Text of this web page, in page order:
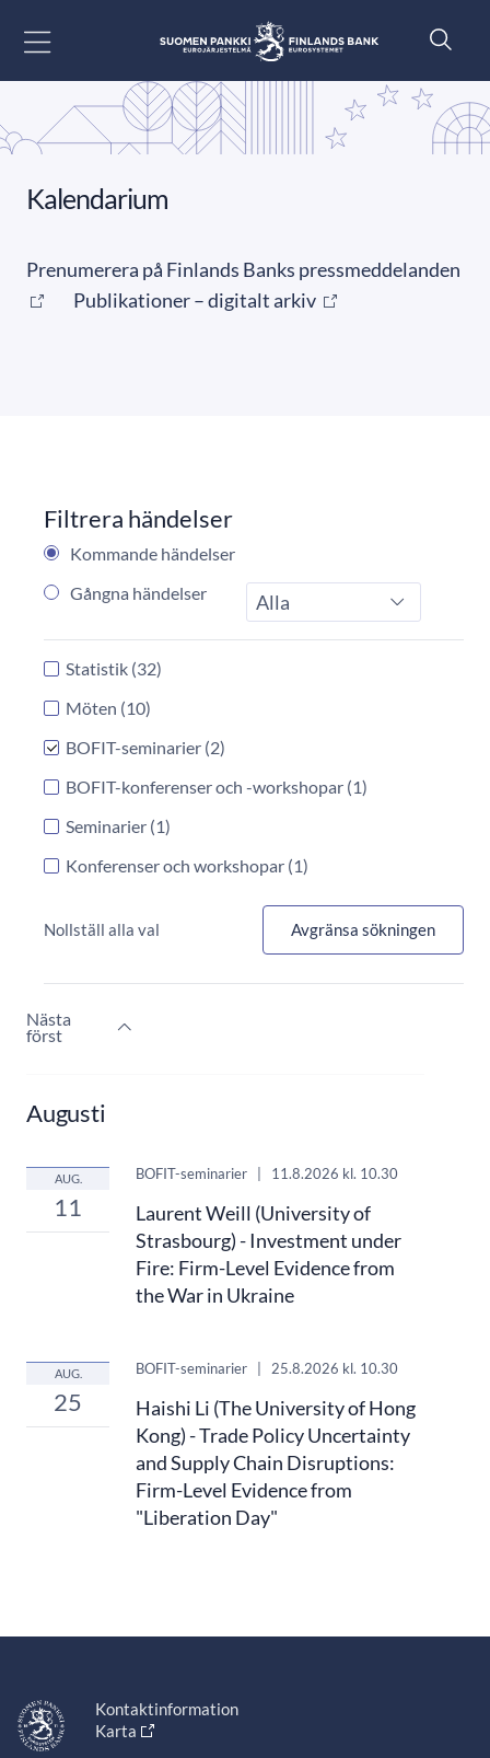
Kalendarium
Prenumerera på Finlands Banks pressmeddelanden
Publikationer – digitalt arkiv
Filtrera händelser
Kommande händelser
Gångna händelser
TypStatistik (32)
Möten (10)
BOFIT-seminarier (2)
BOFIT-konferenser och -workshopar (1)
Seminarier (1)
Konferenser och workshopar (1)
Nollställ alla val Avgränsa sökningen
Nästa
först
Augusti
AUG.
11
BOFIT-seminarier 11.8.2026 kl. 10.30
Laurent Weill (University of
Strasbourg) - Investment under
Fire: Firm-Level Evidence from
the War in Ukraine
AUG.
25
BOFIT-seminarier 25.8.2026 kl. 10.30
Haishi Li (The University of Hong
Kong) - Trade Policy Uncertainty
and Supply Chain Disruptions:
Firm-Level Evidence from
"Liberation Day"
Kontaktinformation
Karta